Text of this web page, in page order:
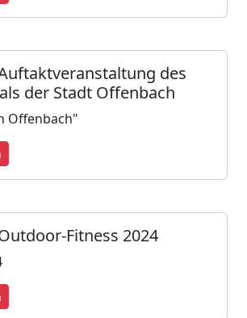
des
der Stadt Offenbach
Offenbach"
Fitness 2024